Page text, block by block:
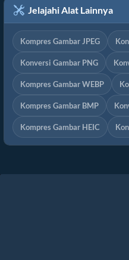
Jelajahi Alat Lainnya
Kompres Gambar JPEG
Konversi Gambar PNG
Kompres Gambar WEBP
Kompres Gambar BMP
Kompres Gambar HEIC